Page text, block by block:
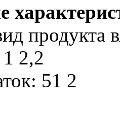
продукта
2,2
51 2